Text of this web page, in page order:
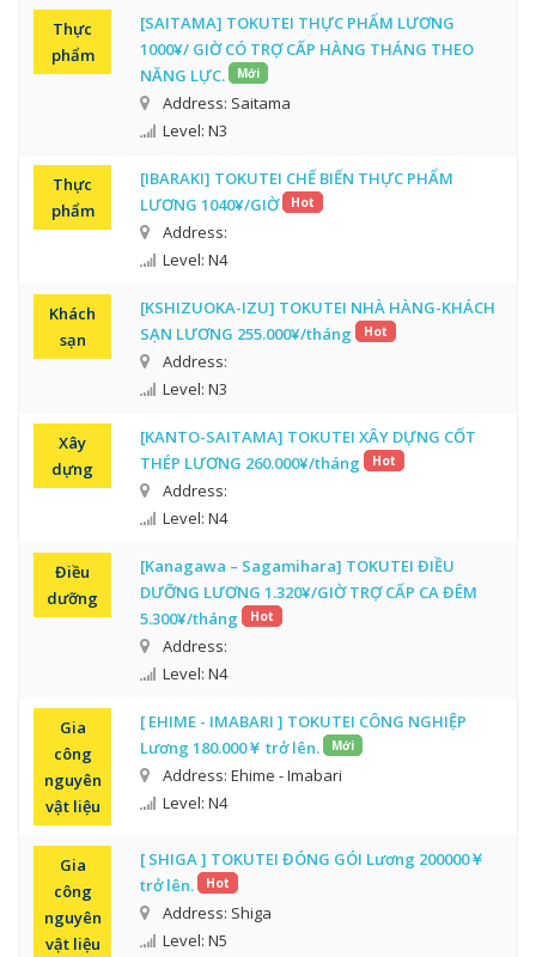
Thực
phẩm
[SAITAMA] TOKUTEI THỰC PHẨM LƯƠNG
1000¥/ GIỜ CÓ TRỢ CẤP HÀNG THÁNG THEO
NĂNG LỰC.
Mới
Address: Saitama
Level: N3
Thực
phẩm
[IBARAKI] TOKUTEI CHẾ BIẾN THỰC PHẨM
LƯƠNG 1040¥/GIỜ
Hot
Address:
Level: N4
Khách
sạn
[KSHIZUOKA-IZU] TOKUTEI NHÀ HÀNG-KHÁCH
SẠN LƯƠNG 255.000¥/tháng
Hot
Address:
Level: N3
Xây
dựng
[KANTO-SAITAMA] TOKUTEI XÂY DỰNG CỐT
THÉP LƯƠNG 260.000¥/tháng
Hot
Address:
Level: N4
Điều
dưỡng
[Kanagawa – Sagamihara] TOKUTEI ĐIỀU
DƯỠNG LƯƠNG 1.320¥/GIỜ TRỢ CẤP CA ĐÊM
5.300¥/tháng
Hot
Address:
Level: N4
Gia
công
nguyên
vật liệu
[ EHIME - IMABARI ] TOKUTEI CÔNG NGHIỆP
Lương 180.000￥ trở lên.
Mới
Address: Ehime - Imabari
Level: N4
Gia
công
nguyên
vật liệu
[ SHIGA ] TOKUTEI ĐÓNG GÓI Lương 200000￥
trở lên.
Hot
Address: Shiga
Level: N5